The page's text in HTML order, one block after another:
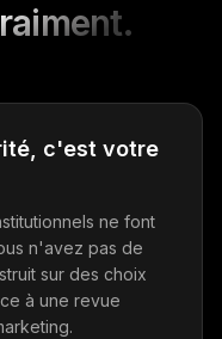
c'est votre
ne font
n'avez pas de
sur des choix
à une revue